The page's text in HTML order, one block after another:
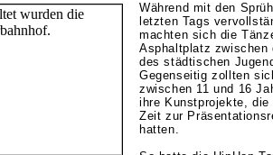
Während mit den
letzten Tags
machten sich die
Asphaltplatz zwischen
des städtischen
Gegenseitig zollten
zwischen 11 und 16
ihre Kunstprojekte,
Zeit zur
hatten.